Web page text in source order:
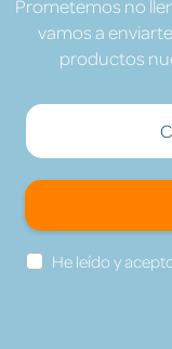
Prometemos no
vamos a
productos
He leído y